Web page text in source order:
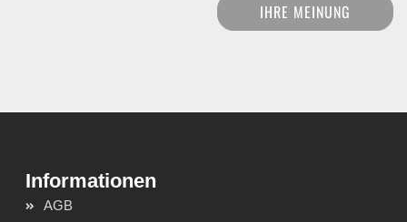
IHRE MEINUNG
AGB